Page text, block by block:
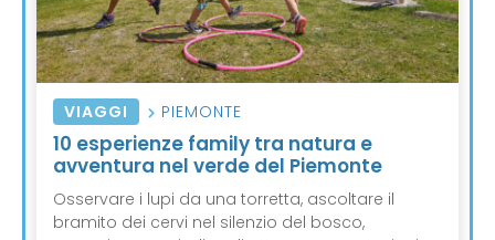
VIAGGI PIEMONTE
10 esperienze family tra natura e
avventura nel verde del Piemonte
Osservare i lupi da una torretta, ascoltare il
bramito dei cervi nel silenzio del bosco,